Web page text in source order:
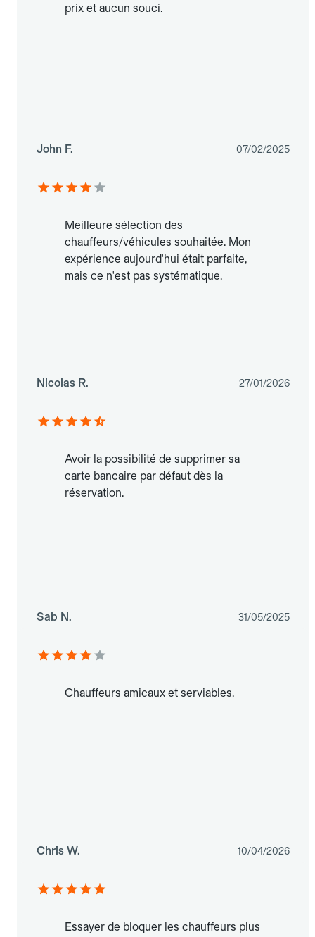
prix et aucun souci.
John F. 07/02/2025
Meilleure sélection des
chauffeurs/véhicules souhaitée. Mon
expérience aujourd'hui était parfaite,
mais ce n'est pas systématique.
Nicolas R. 27/01/2026
Avoir la possibilité de supprimer sa
carte bancaire par défaut dès la
réservation.
Sab N. 31/05/2025
Chauffeurs amicaux et serviables.
Chris W. 10/04/2026
Essayer de bloquer les chauffeurs plus